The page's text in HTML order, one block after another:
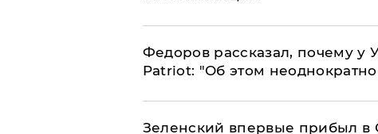
Федоров рассказал, почему у
Patriot: "Об этом
Зеленский впервые прибыл в